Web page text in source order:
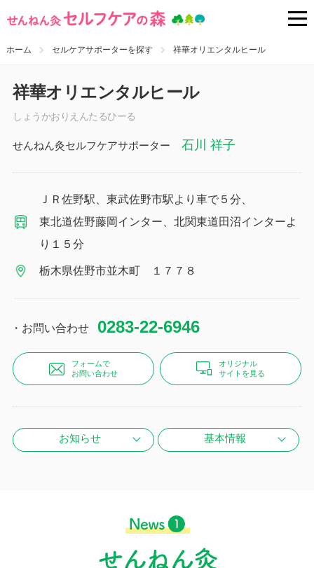
ホーム セルケアサポーターを探す 祥華オリエンタルヒール
祥華オリエンタルヒール
しょうかおりえんたるひーる
せんねん灸セルフケアサポーター 石川 祥子
ＪＲ佐野駅、東武佐野市駅より車で５分、
東北道佐野藤岡インター、北関東道田沼インターよ
り１５分
栃木県佐野市並木町 １７７８
・お問い合わせ 0283-22-6946
フォームで
お問い合わせ
オリジナル
サイトを見る
お知らせ 基本情報